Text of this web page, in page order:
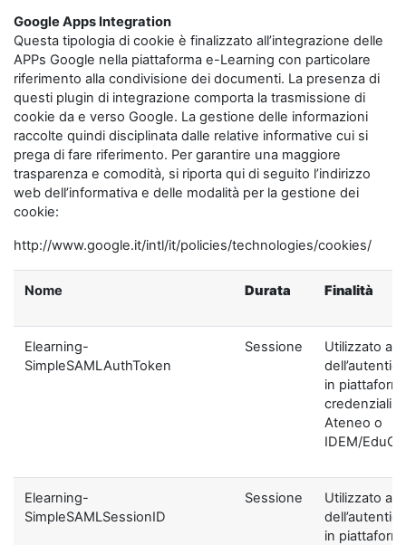
Google Apps Integration
Questa tipologia di cookie è finalizzato all’integrazione delle
APPs Google nella piattaforma e-Learning con particolare
riferimento alla condivisione dei documenti. La presenza di
questi plugin di integrazione comporta la trasmissione di
cookie da e verso Google. La gestione delle informazioni
raccolte quindi disciplinata dalle relative informative cui si
prega di fare riferimento. Per garantire una maggiore
trasparenza e comodità, si riporta qui di seguito l’indirizzo
web dell’informativa e delle modalità per la gestione dei
cookie:
http://www.google.it/intl/it/policies/technologies/cookies/
Nome Durata Finalità
Elearning-
SimpleSAMLAuthToken
Sessione
Utilizzato ai
in
credenziali di
Ateneo o
IDEM/
Elearning-
SimpleSAMLSessionID
Sessione
Utilizzato ai
in